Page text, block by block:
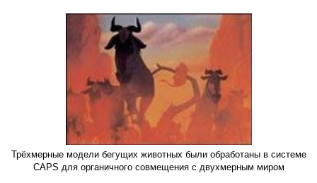
Трёхмерные модели бегущих животных были обработаны в системе
CAPS для органичного совмещения с двухмерным миром